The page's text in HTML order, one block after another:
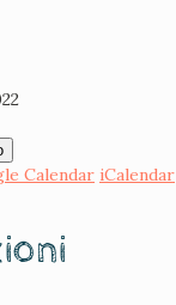
Calendar iCalendar